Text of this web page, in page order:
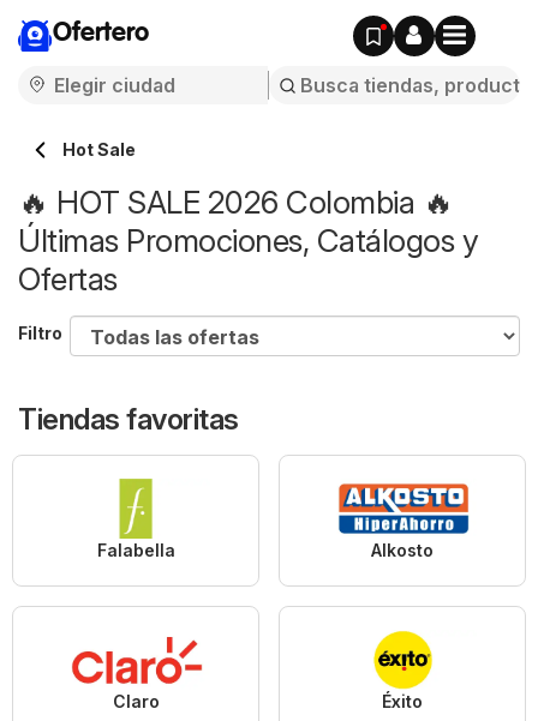
Ofertero
Hot Sale
🔥 HOT SALE 2026 Colombia 🔥
Últimas Promociones, Catálogos y
Ofertas
Filtro
Tiendas favoritas
Falabella Alkosto
Claro Éxito